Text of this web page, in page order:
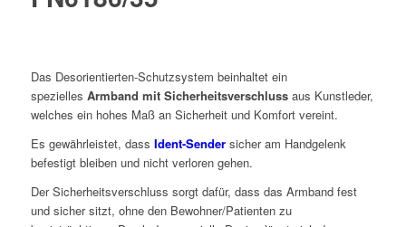
Das Desorientierten-Schutzsystem beinhaltet ein
spezielles Armband mit Sicherheitsverschluss aus Kunstleder,
welches ein hohes Maß an Sicherheit und Komfort vereint.
Es gewährleistet, dass Ident-Sendersicher am Handgelenk
befestigt bleiben und nicht verloren gehen.
Der Sicherheitsverschluss sorgt dafür, dass das Armband fest
und sicher sitzt, ohne den Bewohner/Patienten zu